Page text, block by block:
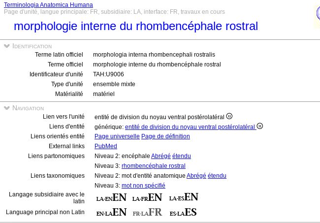
Terminologia Anatomica Humana
Page d'unité, langue principale: FR, subsidiaire: LA, interface: FR, travaux en cours
morphologie interne du rhombencéphale rostral
Identification
Terme latin officiel
morphologia interna rhombencephali rostralis
Terme officiel
morphologie interne du rhombencéphale rostral
Identificateur d'unité
TAH:U9006
Type d'unité
ensemble mixte
Matérialité
matériel
Navigation
Lien vers l'unité
entité de division du noyau ventral postérolatéral
Liens d'entité
générique: entité de division du noyau ventral postérolatéral
Liens orientés entité
Page universelle Page de définition
External links
PubMed
Liens partonomiques
Niveau 2: encéphale Abrégé étendu
Niveau 3: rhombencéphale rostral
Liens taxonomiques
Niveau 2: mot d'entité anatomique Abrégé étendu
Niveau 3: mot non spécifié
Langage subsidiaire avec le
latin
Language principal non Latin